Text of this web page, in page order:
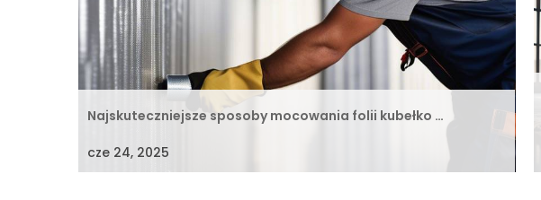
Najskuteczniejsze sposoby mocowania folii kubełko …
cze 24, 2025